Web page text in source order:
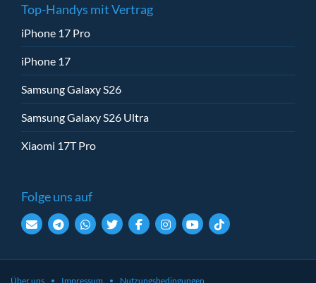
Top-Handys mit Vertrag
iPhone 17 Pro
iPhone 17
Samsung Galaxy S26
Samsung Galaxy S26 Ultra
Xiaomi 17T Pro
Folge uns auf
Über uns Impressum Nutzungsbedingungen